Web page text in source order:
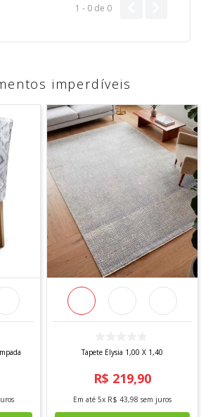
pela largura do tecido. Caso
15 metros, é possível que haja
ilustrativa.
1 - 0 de 0
imperdíveis
Tapete Elysia 1,00 X 1,40
R$ 219,90
Em até 5x R$ 43,98 sem juros